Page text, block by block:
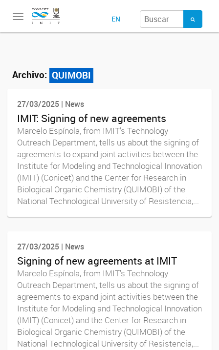
Toggle
EN
Archivo: QUIMOBI
27/03/2025 | News
IMIT: Signing of new agreements
Marcelo Espínola, from IMIT's Technology
Outreach Department, tells us about the signing of
agreements to expand joint activities between the
Institute for Modeling and Technological Innovation
(IMIT) (Conicet) and the Center for Research in
Biological Organic Chemistry (QUIMOBI) of the
National Technological University of Resistencia,...
27/03/2025 | News
Signing of new agreements at IMIT
Marcelo Espínola, from IMIT's Technology
Outreach Department, tells us about the signing of
agreements to expand joint activities between the
Institute for Modeling and Technological Innovation
(IMIT) (Conicet) and the Center for Research in
Biological Organic Chemistry (QUIMOBI) of the
National Technological University of Resistencia,...